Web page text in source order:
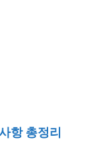
항 총정리